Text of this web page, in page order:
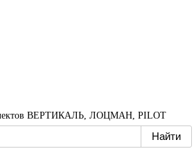
ВЕРТИКАЛЬ, ЛОЦМАН, PILOT